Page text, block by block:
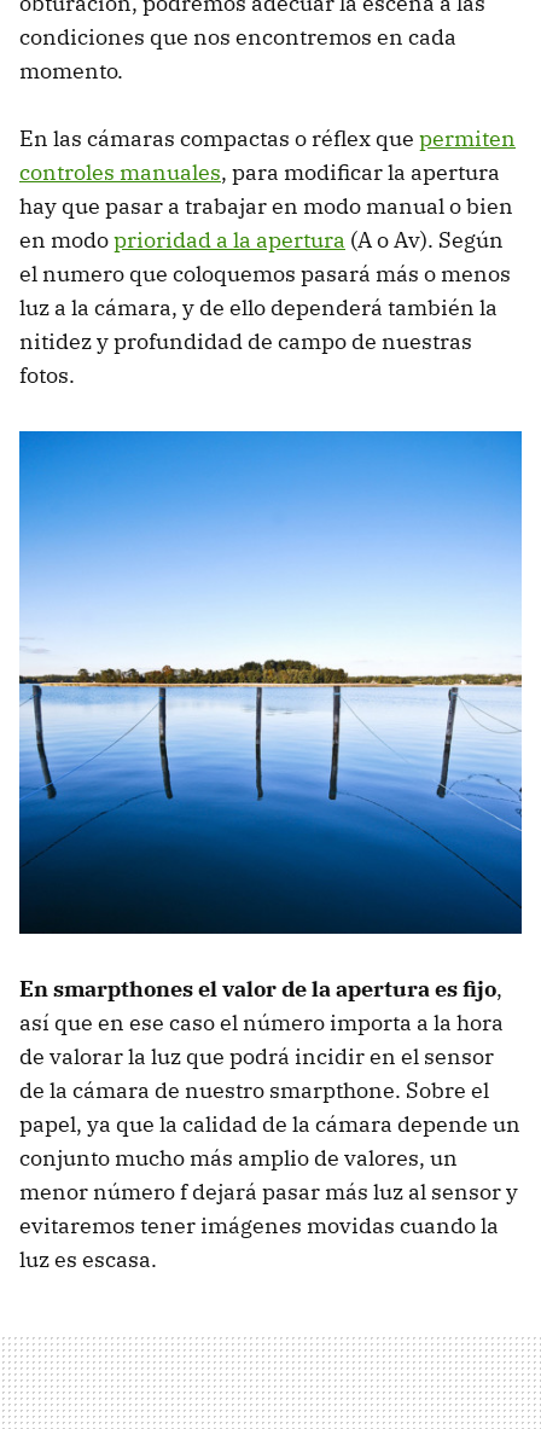
condiciones que nos encontremos en cada
momento.
En las cámaras compactas o réflex que permiten
controles manuales, para modificar la apertura
hay que pasar a trabajar en modo manual o bien
en modoprioridad a la apertura (A o Av). Según
el numero que coloquemos pasará más o menos
luz a la cámara, y de ello dependerá también la
nitidez y profundidad de campo de nuestras
fotos.
En smarpthones el valor de la apertura es fijo,
así que en ese caso el número importa a la hora
de valorar la luz que podrá incidir en el sensor
de la cámara de nuestro smarpthone. Sobre el
papel, ya que la calidad de la cámara depende un
conjunto mucho más amplio de valores, un
menor número f dejará pasar más luz al sensor y
evitaremos tener imágenes movidas cuando la
luz es escasa.